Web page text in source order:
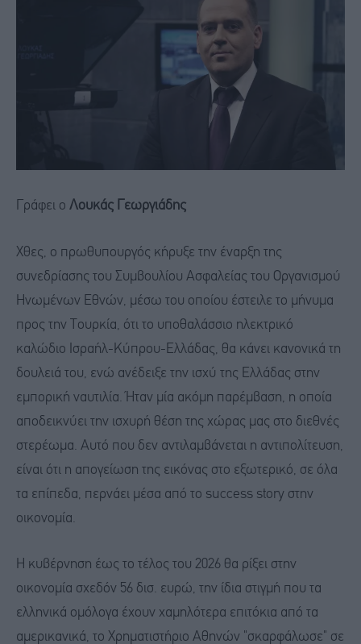
Γράφει ο Λουκάς Γεωργιάδης
Χθες, ο πρωθυπουργός κήρυξε την έναρξη της
συνεδρίασης του Συμβουλίου Ασφαλείας του Οργανισμού
Ηνωμένων Εθνών, μέσω του οποίου έστειλε το μήνυμα
προς την Τουρκία, ότι το υποθαλάσσιο ηλεκτρικό
καλώδιο Ισραήλ-Κύπρου-Ελλάδας, θα κάνει κανονικά τη
δουλειά του, ενώ ανέδειξε την ισχύ της Ελλάδας στην
εμπορική ναυτιλία. Ήταν μία ακόμη παρέμβαση, η οποία
αποδεικνύει την ισχυρή θέση της χώρας μας στο διεθνές
στερέωμα. Αυτό που δεν αντιλαμβάνεται η αντιπολίτευση,
είναι ότι η απογείωση της εικόνας στο εξωτερικό, σε όλα
τα επίπεδα, περνάει μέσα από το success story στην
οικονομία.
Η κυβέρνηση έως το τέλος του 2026 θα ρίξει στην
οικονομία σχεδόν 56 δισ. ευρώ, την ίδια στιγμή που τα
ελληνικά ομόλογα έχουν χαμηλότερα επιτόκια από τα
αμερικανικά, το Χρηματιστήριο Αθηνών "σκαρφάλωσε" σε